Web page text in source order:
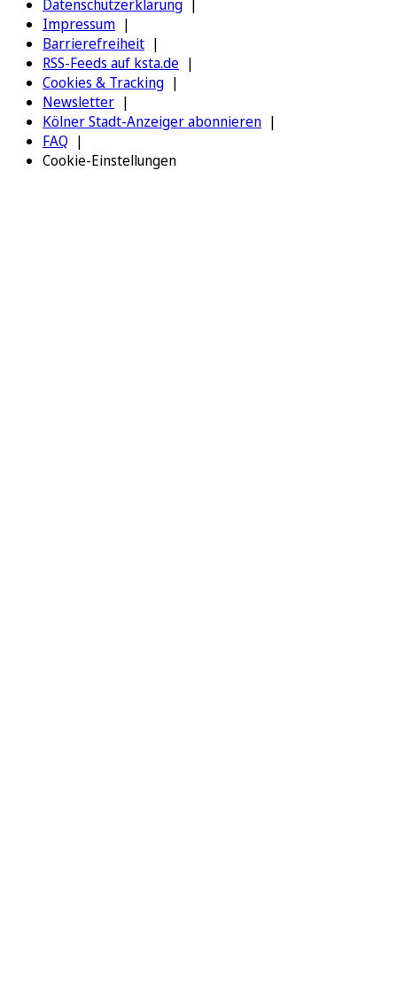
Datenschutzerklärung
Impressum
Barrierefreiheit
RSS-Feeds auf ksta.de
Cookies & Tracking
Newsletter
Kölner Stadt-Anzeiger abonnieren
FAQ
Cookie-Einstellungen